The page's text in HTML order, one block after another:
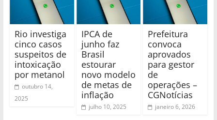
Rio investiga
cinco casos
suspeitos de
intoxicação
por metanol
outubro 14,
2025
IPCA de
junho faz
Brasil
estourar
novo modelo
de metas de
inflação
julho 10, 2025
Prefeitura
convoca
aprovados
para gestor
de
operações –
CGNotícias
janeiro 6, 2026